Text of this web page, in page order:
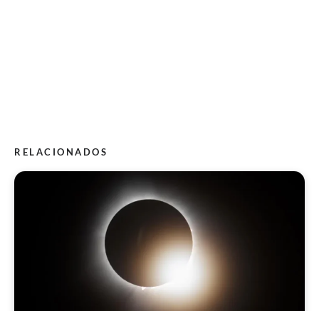
RELACIONADOS